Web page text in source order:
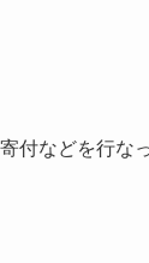
付などを行な